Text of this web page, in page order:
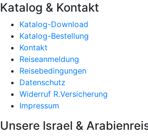
Katalog & Kontakt
Katalog-Download
Katalog-Bestellung
Kontakt
Reiseanmeldung
Reisebedingungen
Datenschutz
Widerruf R.Versicherung
Impressum
Unsere Israel &